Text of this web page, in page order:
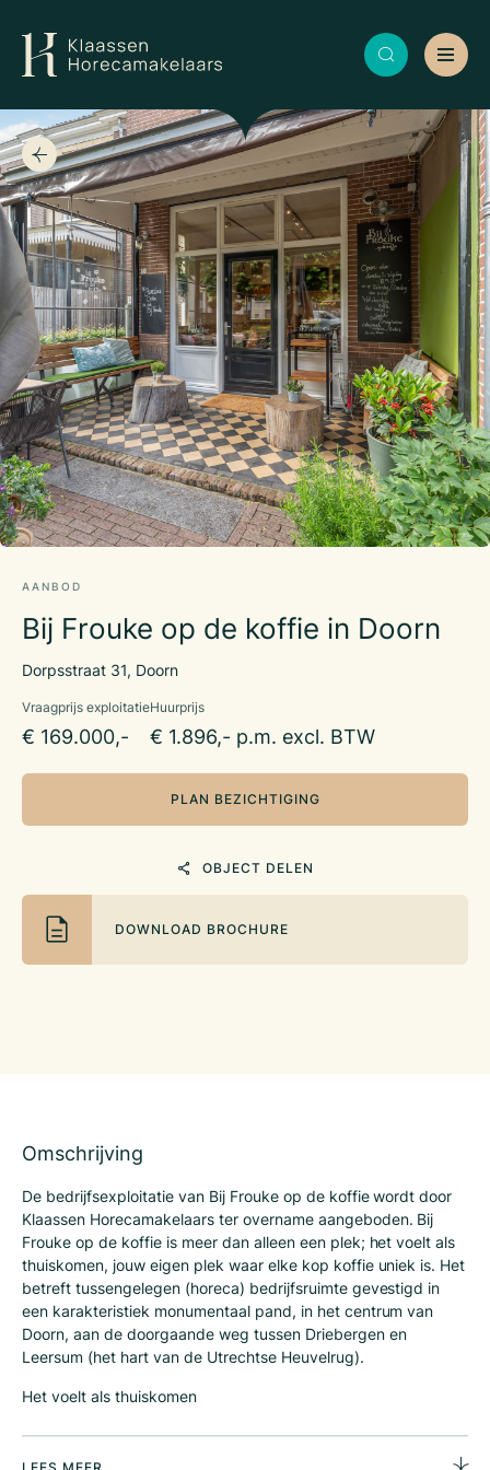
AANBOD
Bij Frouke op de koffie in Doorn
Dorpsstraat 31, Doorn
Vraagprijs exploitatie
€ 169.000,-
Huurprijs
€ 1.896,- p.m. excl. BTW
PLAN BEZICHTIGING
OBJECT DELEN
DOWNLOAD BROCHURE
Omschrijving
De bedrijfsexploitatie van Bij Frouke op de koffie wordt door
Klaassen Horecamakelaars ter overname aangeboden. Bij
Frouke op de koffie is meer dan alleen een plek; het voelt als
thuiskomen, jouw eigen plek waar elke kop koffie uniek is. Het
betreft tussengelegen (horeca) bedrijfsruimte gevestigd in
een karakteristiek monumentaal pand, in het centrum van
Doorn, aan de doorgaande weg tussen Driebergen en
Leersum (het hart van de Utrechtse Heuvelrug).
Het voelt als thuiskomen
vrienden treft. En nieuwe mensen ontmoet. Vertellen, luisteren,
lachen. Jouw eigen plek. Daar waar het goed voelt. Rustig te